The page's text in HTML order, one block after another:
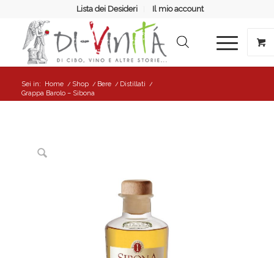
Lista dei Desideri Il mio account
Sei in: Home / Shop / Bere / Distillati /
Grappa Barolo – Sibona